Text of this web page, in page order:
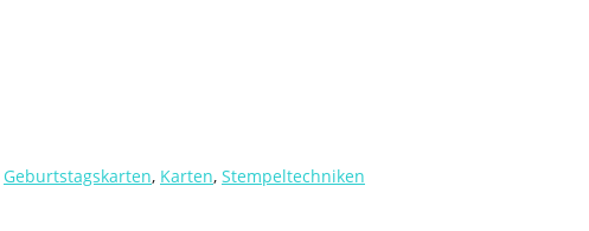
Geburtstagskarten, Karten, Stempeltechniken